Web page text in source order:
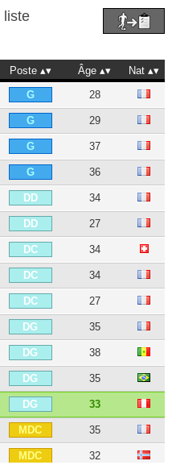
liste
Poste Âge
Nat
G 28
G 29
G 37
G 36
DD 34
DD 27
DC 34
DC 34
DC 27
DG 35
DG 38
DG 35
DG 33
MDC 35
MDC 32